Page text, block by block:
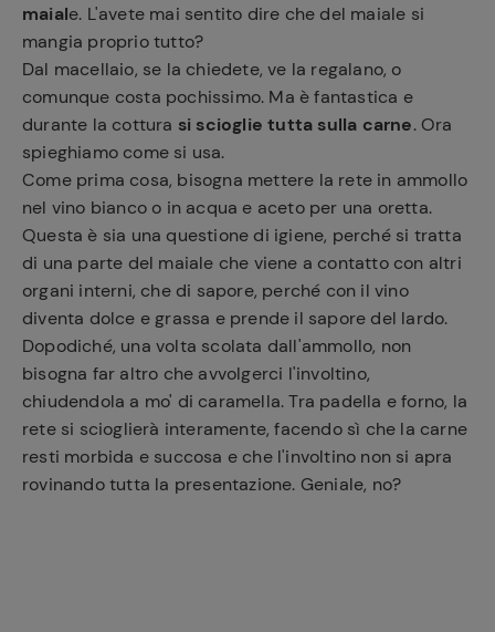
maiale. L'avete mai sentito dire che del maiale si
mangia proprio tutto?
Dal macellaio, se la chiedete, ve la regalano, o
comunque costa pochissimo. Ma è fantastica e
durante la cottura si scioglie tutta sulla carne. Ora
spieghiamo come si usa.
Come prima cosa, bisogna mettere la rete in ammollo
nel vino bianco o in acqua e aceto per una oretta.
Questa è sia una questione di igiene, perché si tratta
di una parte del maiale che viene a contatto con altri
organi interni, che di sapore, perché con il vino
diventa dolce e grassa e prende il sapore del lardo.
Dopodiché, una volta scolata dall'ammollo, non
bisogna far altro che avvolgerci l'involtino,
chiudendola a mo' di caramella. Tra padella e forno, la
rete si scioglierà interamente, facendo sì che la carne
resti morbida e succosa e che l'involtino non si apra
rovinando tutta la presentazione. Geniale, no?